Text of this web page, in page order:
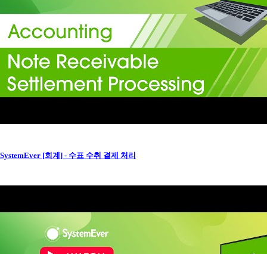
SystemEver [회계] - 수표 수취 결제 처리